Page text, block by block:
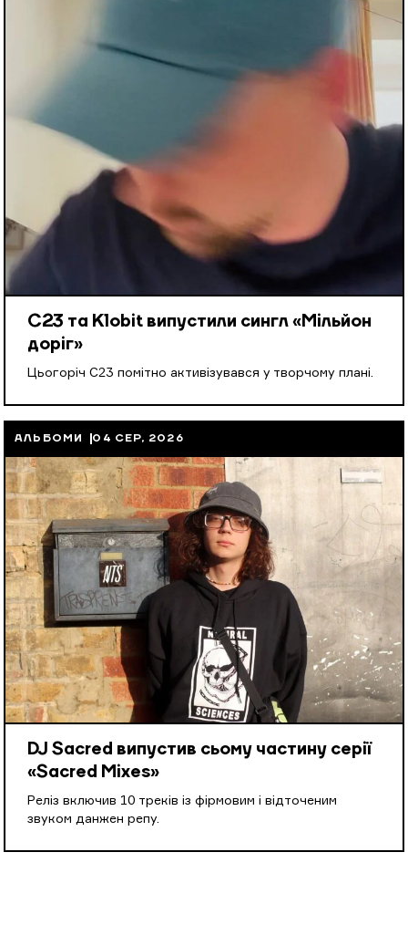
С23 та Klobit випустили сингл «Мільйон
доріг»
Цьогоріч С23 помітно активізувався у творчому плані.
АЛЬБОМИ 04 СЕР, 2026
DJ Sacred випустив сьому частину серії
«Sacred Mixes»
Реліз включив 10 треків із фірмовим і відточеним
звуком данжен репу.